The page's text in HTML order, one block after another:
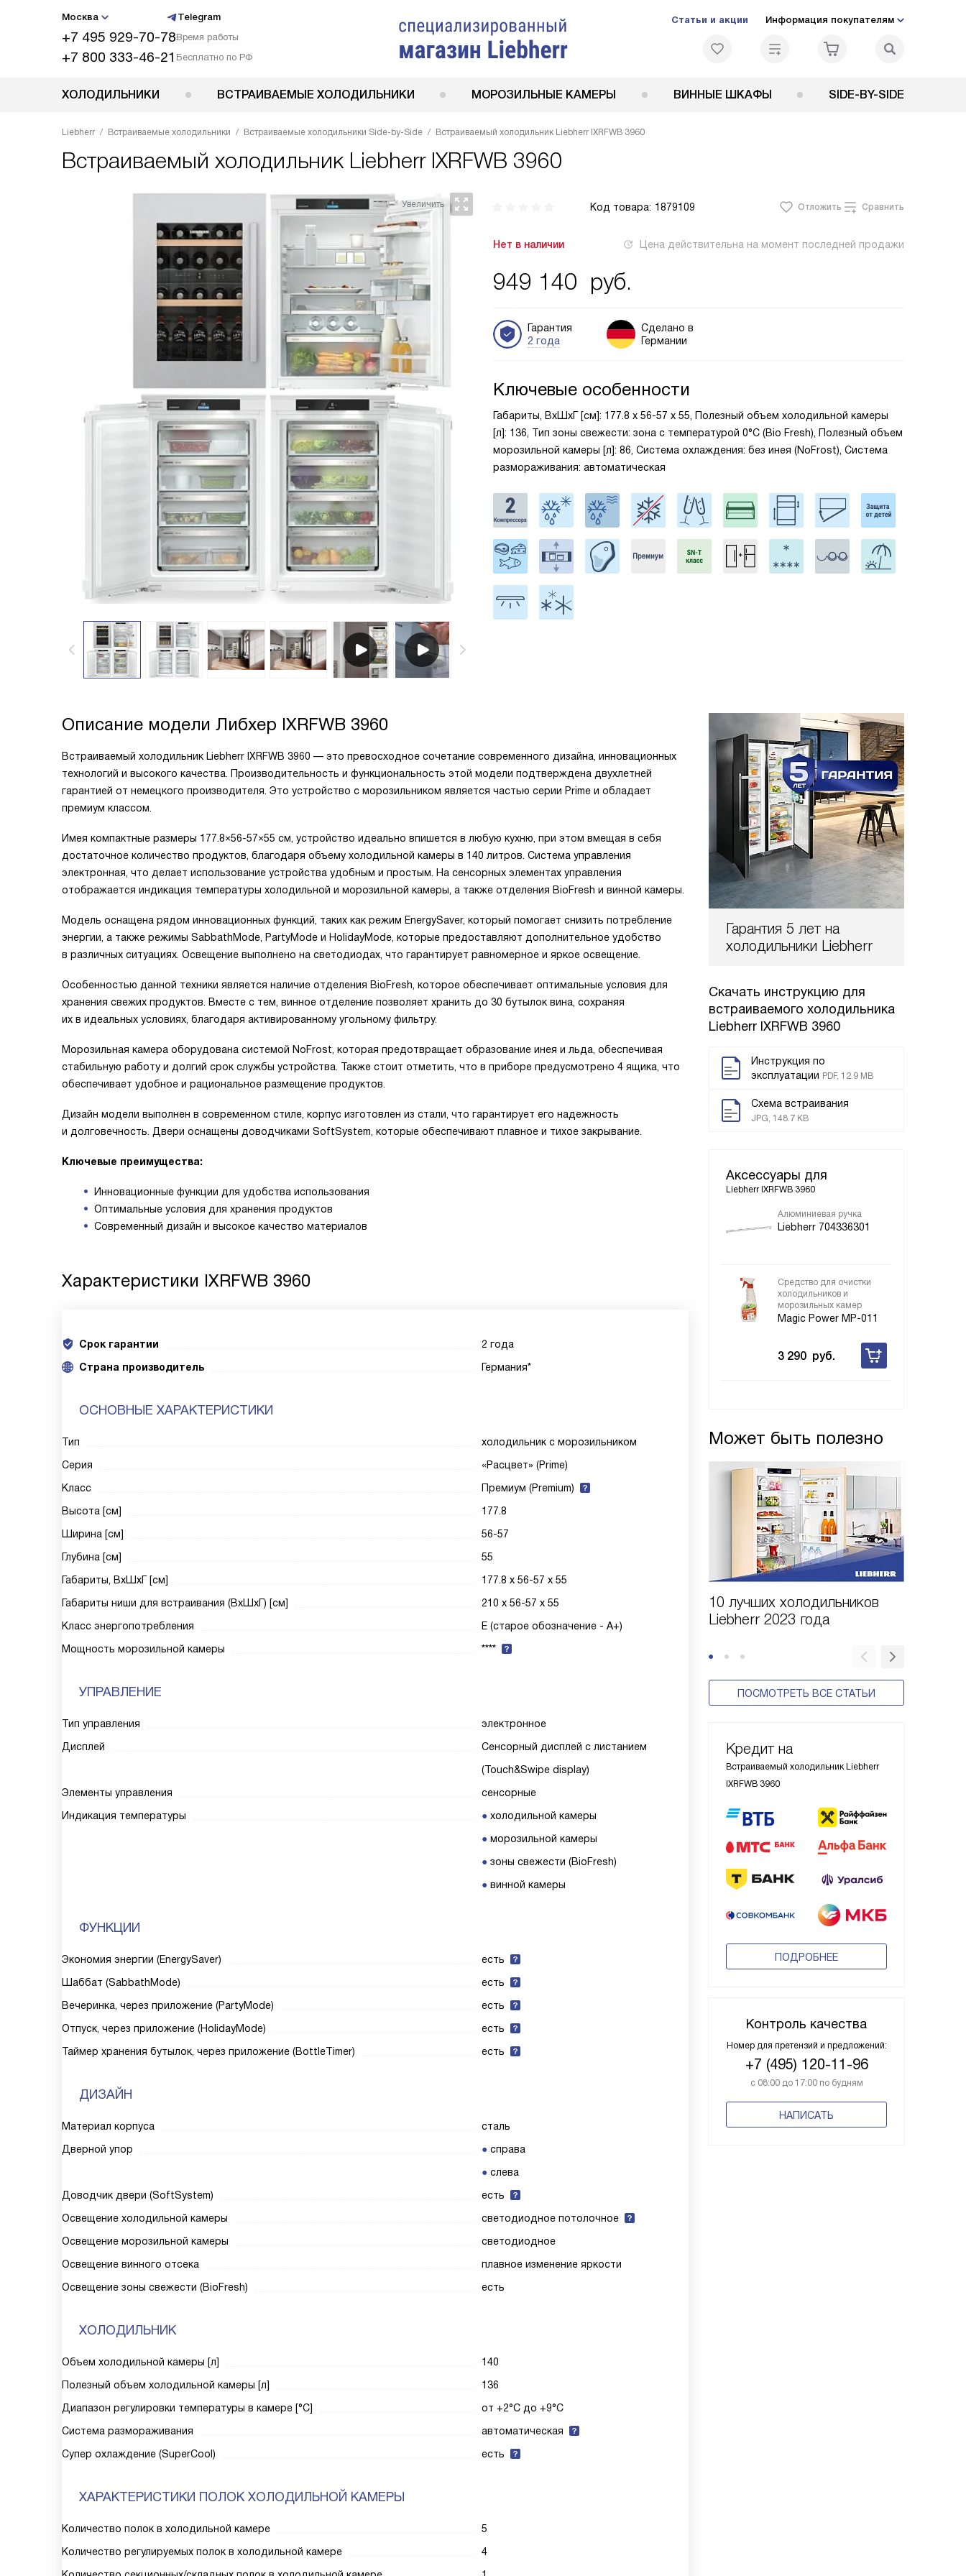
Москва Telegram
+7 495 929-70-78Время работы
+7 800 333-46-21 Бесплатно по РФ
Статьи и акции Информация покупателям
ХОЛОДИЛЬНИКИ ВСТРАИВАЕМЫЕ ХОЛОДИЛЬНИКИ МОРОЗИЛЬНЫЕ КАМЕРЫ ВИННЫЕ ШКАФЫ SIDE-BY-SIDE
Liebherr Встраиваемые холодильники Встраиваемые холодильники Side-by-Side Встраиваемый холодильник Liebherr IXRFWB 3960
Встраиваемый холодильник Liebherr IXRFWB 3960
Код товара: 1879109 Отложить Сравнить
Нет в наличии Цена действительна на момент последней продажи
949 140 руб.
Гарантия
2 года
Сделано в
Германии
Ключевые особенности
Габариты, ВxШxГ [см]: 177.8 х 56-57 х 55, Полезный объем холодильной камеры
[л]: 136, Тип зоны свежести: зона с температурой 0°C (Bio Fresh), Полезный объем
морозильной камеры [л]: 86, Система охлаждения: без инея (NoFrost), Система
размораживания: автоматическая
Гарантия 5 лет на
холодильники Liebherr
Скачать инструкцию для
встраиваемого холодильника
Liebherr IXRFWB 3960
Инструкция по
эксплуатации PDF, 12.9 MB
Схема встраивания
JPG, 148.7 KB
Аксессуары для
Liebherr IXRFWB 3960
Алюминиевая ручка
Liebherr 704336301
Средство для очистки
холодильников и
морозильных камер
Magic Power MP-011
3 290 руб.
Может быть полезно
10 лучших холодильников
Liebherr 2023 года
ПОСМОТРЕТЬ ВСЕ СТАТЬИ
Кредит на
Встраиваемый холодильник Liebherr
IXRFWB 3960
ПОДРОБНЕЕ
Контроль качества
Номер для претензий и предложений:
+7 (495) 120-11-96
с 08:00 до 17:00 по будням
НАПИСАТЬ
Описание модели Либхер IXRFWB 3960
Встраиваемый холодильник Liebherr IXRFWB 3960 — это превосходное сочетание современного дизайна, инновационных
технологий и высокого качества. Производительность и функциональность этой модели подтверждена двухлетней
гарантией от немецкого производителя. Это устройство с морозильником является частью серии Prime и обладает
премиум классом.
Имея компактные размеры 177.8×56-57×55 см, устройство идеально впишется в любую кухню, при этом вмещая в себя
достаточное количество продуктов, благодаря объему холодильной камеры в 140 литров. Система управления
электронная, что делает использование устройства удобным и простым. На сенсорных элементах управления
отображается индикация температуры холодильной и морозильной камеры, а также отделения BioFresh и винной камеры.
Модель оснащена рядом инновационных функций, таких как режим EnergySaver, который помогает снизить потребление
энергии, а также режимы SabbathMode, PartyMode и HolidayMode, которые предоставляют дополнительное удобство
в различных ситуациях. Освещение выполнено на светодиодах, что гарантирует равномерное и яркое освещение.
Особенностью данной техники является наличие отделения BioFresh, которое обеспечивает оптимальные условия для
хранения свежих продуктов. Вместе с тем, винное отделение позволяет хранить до 30 бутылок вина, сохраняя
их в идеальных условиях, благодаря активированному угольному фильтру.
Морозильная камера оборудована системой NoFrost, которая предотвращает образование инея и льда, обеспечивая
стабильную работу и долгий срок службы устройства. Также стоит отметить, что в приборе предусмотрено 4 ящика, что
обеспечивает удобное и рациональное размещение продуктов.
Дизайн модели выполнен в современном стиле, корпус изготовлен из стали, что гарантирует его надежность
и долговечность. Двери оснащены доводчиками SoftSystem, которые обеспечивают плавное и тихое закрывание.
Ключевые преимущества:
Инновационные функции для удобства использования
Оптимальные условия для хранения продуктов
Современный дизайн и высокое качество материалов
Характеристики IXRFWB 3960
Срок гарантии
2 года
Cтрана производитель
Германия*
ОСНОВНЫЕ ХАРАКТЕРИСТИКИ
Тип
холодильник с морозильником
Серия
«Расцвет» (Prime)
Класс
Премиум (Premium)
Высота [см]
177.8
Ширина [см]
56-57
Глубина [см]
55
Габариты, ВxШxГ [см]
177.8 х 56-57 х 55
Габариты ниши для встраивания (ВxШxГ) [см]
210 х 56-57 х 55
Класс энергопотребления
E (старое обозначение - A+)
Мощность морозильной камеры
****
УПРАВЛЕНИЕ
Тип управления
электронное
Дисплей
Сенсорный дисплей с листанием
(Touch&Swipe display)
Элементы управления
сенсорные
Индикация температуры
холодильной камеры
морозильной камеры
зоны свежести (BioFresh)
винной камеры
ФУНКЦИИ
Экономия энергии (EnergySaver)
есть
Шаббат (SabbathMode)
есть
Вечеринка, через приложение (PartyMode)
есть
Отпуск, через приложение (HolidayMode)
есть
Таймер хранения бутылок, через приложение (BottleTimer)
есть
ДИЗАЙН
Материал корпуса
сталь
Дверной упор
справа
слева
Доводчик двери (SoftSystem)
есть
Освещение холодильной камеры
светодиодное потолочное
Освещение морозильной камеры
светодиодное
Освещение винного отсека
плавное изменение яркости
Освещение зоны свежести (BioFresh)
есть
ХОЛОДИЛЬНИК
Объем холодильной камеры [л]
140
Полезный объем холодильной камеры [л]
136
Диапазон регулировки температуры в камере [°C]
от +2°C до +9°C
Система размораживания
автоматическая
Супер охлаждение (SuperCool)
есть
ХАРАКТЕРИСТИКИ ПОЛОК ХОЛОДИЛЬНОЙ КАМЕРЫ
Количество полок в холодильной камере
5
Количество регулируемых полок в холодильной камере
4